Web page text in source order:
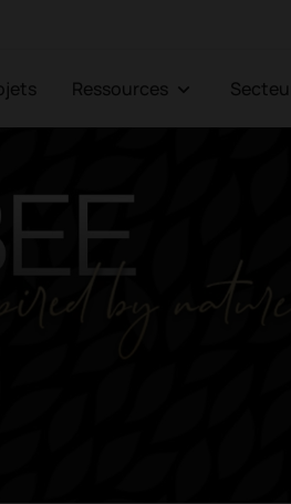
Ressources